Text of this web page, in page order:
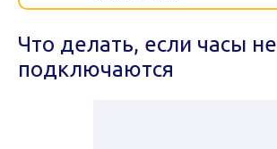
Что делать, если часы не
подключаются